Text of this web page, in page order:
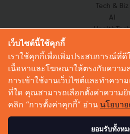
Tech & Biz
AI
HealthTech
Corp Innov
Saucy
Videos
Podcast
เว็บไซต์นี้ใช้คุกกี้
เราใช้คุกกี้เพื่อเพิ่มประสบการณ์ที่ดี
เนื้อหาและโฆษณาให้ตรงกับความ
การเข้าใช้งานเว็บไซต์และทำควา
ที่ใด คุณสามารถเลือกตั้งค่าความ
คลิก “การตั้งค่าคุกกี้” อ่าน นโยบา
ยอมรับทั้งห